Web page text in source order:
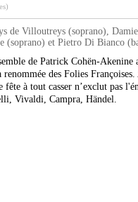
de Villoutreys (soprano),
(soprano) et Pietro Di Bianco
de Patrick Cohën-
des Folies
fête à tout casser n’exclut pas
Vivaldi, Campra, Händel.